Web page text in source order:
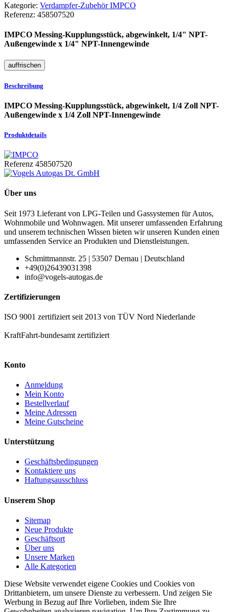
Kategorie: Verdampfer-Zubehör IMPCO
Referenz: 458507520
IMPCO Messing-Kupplungsstück, abgewinkelt, 1/4" NPT-
Außengewinde x 1/4" NPT-Innengewinde
Beschreibung
IMPCO Messing-Kupplungsstück, abgewinkelt, 1/4 Zoll NPT-
Außengewinde x 1/4 Zoll NPT-Innengewinde
Produktdetails
Referenz 458507520
Über uns
Seit 1973 Lieferant von LPG-Teilen und Gassystemen für Autos,
Wohnmobile und Wohnwagen. Mit unserer umfassenden Erfahrung
und unserem technischen Wissen bieten wir unseren Kunden einen
umfassenden Service an Produkten und Dienstleistungen.
Schmittmannstr. 25 | 53507 Dernau | Deutschland
+49(0)26439031398
info@vogels-autogas.de
Zertifizierungen
ISO 9001 zertifiziert seit 2013 von TÜV Nord Niederlande
KraftFahrt-bundesamt zertifiziert
Konto
Anmeldung
Mein Konto
Bestellverlauf
Meine Adressen
Meine Gutscheine
Unterstützung
Geschäftsbedingungen
Kontaktiere uns
Haftungsausschluss
Unserem Shop
Sitemap
Neue Produkte
Geschäftsort
Über uns
Unsere Marken
Alle Kategorien
Diese Website verwendet eigene Cookies und Cookies von
Drittanbietern, um unsere Dienste zu verbessern. Und zeigen Sie
Werbung in Bezug auf Ihre Vorlieben, indem Sie Ihre